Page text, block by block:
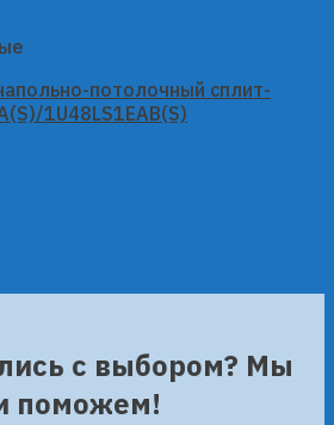
потолочный сплит-
1U48LS1EAB(S)
с выбором? Мы
поможем!